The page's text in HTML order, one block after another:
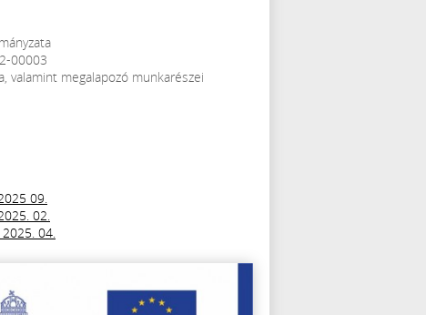
00003
valamint megalapozó munkarészei
09.
02.
2025. 04.